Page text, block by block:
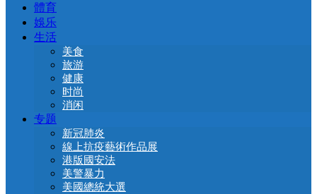
體育
娛乐
生活
美食
旅游
健康
时尚
消闲
专题
新冠肺炎
線上抗疫藝術作品展
港版國安法
美警暴力
美國總統大選